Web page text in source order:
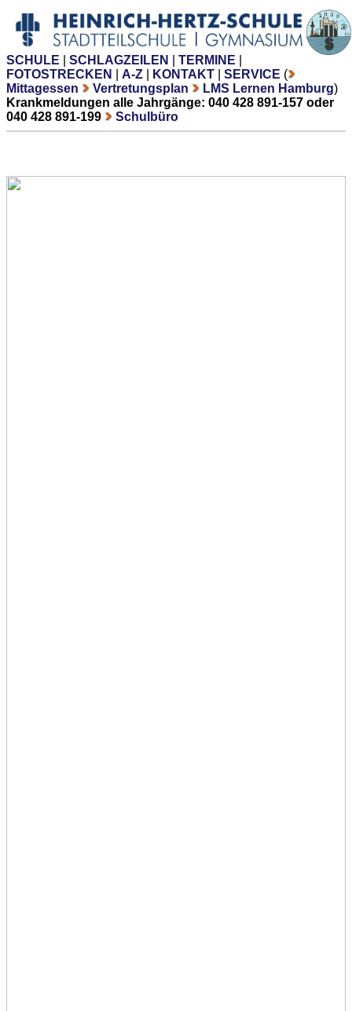
SCHULE SCHLAGZEILEN TERMINE
FOTOSTRECKEN
A-Z KONTAKT SERVICE (
Mittagessen
Vertretungsplan LMS Lernen Hamburg)
Krankmeldungen alle Jahrgänge: 040 428 891-157 oder
040 428 891-199
Schulbüro